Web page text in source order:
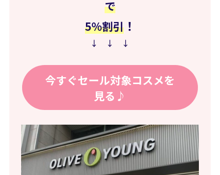
で
5%割引！
↓ ↓ ↓
今すぐセール対象コスメを
見る♪